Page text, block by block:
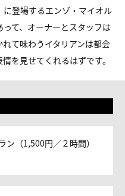
登場するエンゾ・マイオル
て、オーナーとスタッフは
て味わうイタリアンは都会
を見せてくれるはずです。
ン（1,500円／２時間）